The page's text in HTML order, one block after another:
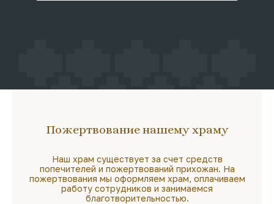
Пожертвование нашему храму
Наш храм существует за счет средств
попечителей и пожертвований прихожан. На
пожертвования мы оформляем храм, оплачиваем
работу сотрудников и занимаемся
благотворительностью.